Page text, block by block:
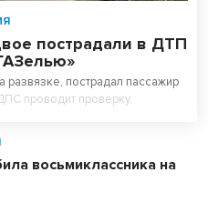
пострадали в ДТП
развязке, пострадал пассажир
проводит проверку.
восьмиклассника на